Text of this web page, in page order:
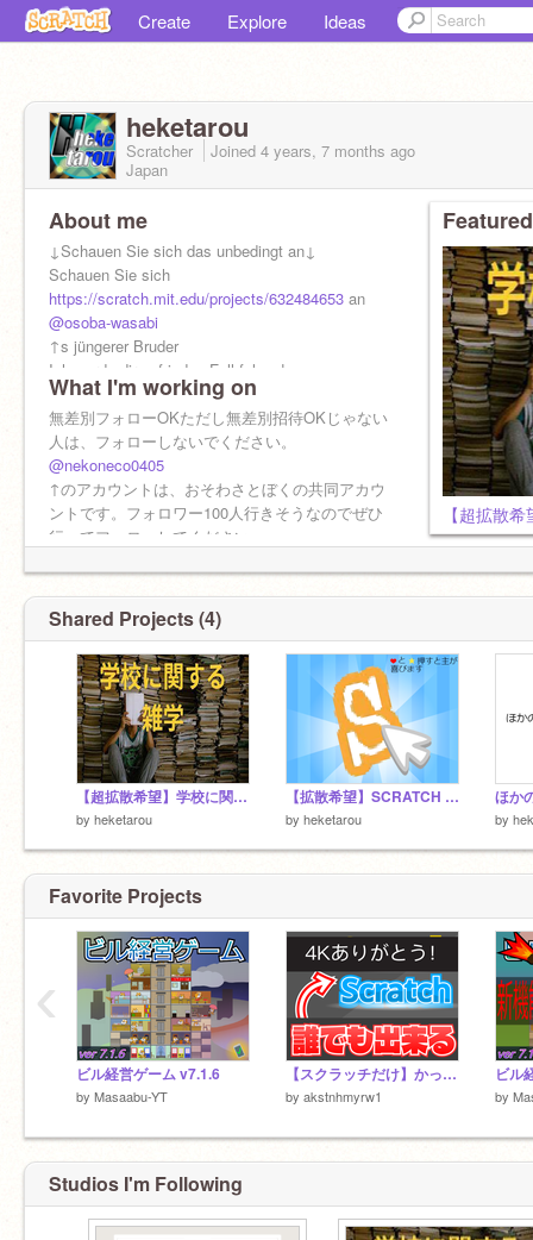
Create Explore Ideas
heketarou
Scratcher Joined 4 years, 7 months ago
Japan
About me
↓Schauen Sie sich das unbedingt an↓
Schauen Sie sich
https://scratch.mit.edu/projects/632484653 an
@osoba-wasabi
↑s jüngerer Bruder
Ich werde dir auf jeden Fall folgen!
Ich strebe 1000 Follower an! !
What I'm working on
無差別フォローOKただし無差別招待OKじゃない
人は、フォローしないでください。
@nekoneco0405
↑のアカウントは、おそわさとぼくの共同アカウ
ントです。フォロワー100人行きそうなのでぜひ
行ってフォローしてください。
無差別フォローOK
スタジオ招待OKの人しかフォローしないでくだ
さい。
スク友↓
@ja-shi-nさん
@tukimidaihuku111さん
【超拡散
Shared Projects (4)
【超拡散希望】学校に関する雑学
by heketarou
【拡散希望】SCRATCH CLIKER
by heketarou by
Favorite Projects
ビル経営ゲーム v7.1.6
by Masaabu-YT
【スクラッチだけ】かっこいい文字の作り方
by akstnhmyrw1
ビル
by
‹
Studios I'm Following